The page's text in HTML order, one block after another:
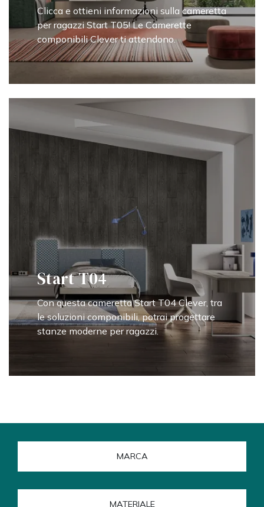
Clicca e ottieni informazioni sulla cameretta
per ragazzi Start T05! Le Camerette
componibili Clever ti attendono.
Start T04
Con questa cameretta Start T04 Clever, tra
le soluzioni componibili, potrai progettare
stanze moderne per ragazzi.
MARCA
MATERIALE